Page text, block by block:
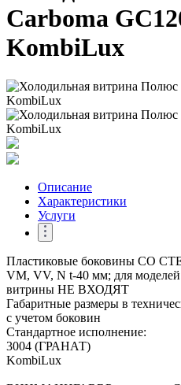
Carboma
KombiLux
Описание
Характеристики
Услуги
Пластиковые боковины СО
VM, VV, N t-40 мм; для
витрины НЕ ВХОДЯТ
Габаритные размеры в
с учетом боковин
Стандартное исполнение:
3004 (ГРАНАТ)
KombiLux